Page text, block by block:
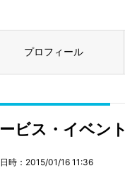
プロフィール
ビス・イベント
時：2015/01/16 11:36